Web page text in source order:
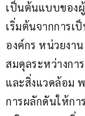
เป็นต้นแบบของ
เริ่มต้นจากการเ
องค์กร หน่วยงา
สมดุลระหว่างกา
และสิ่งแวดล้อม
การผลักดันให้ก